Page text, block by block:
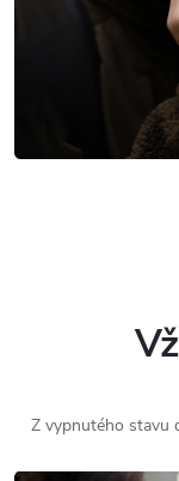
Z vypnutého stavu